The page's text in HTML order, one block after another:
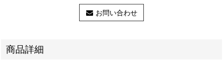
お問い合わせ
商品詳細